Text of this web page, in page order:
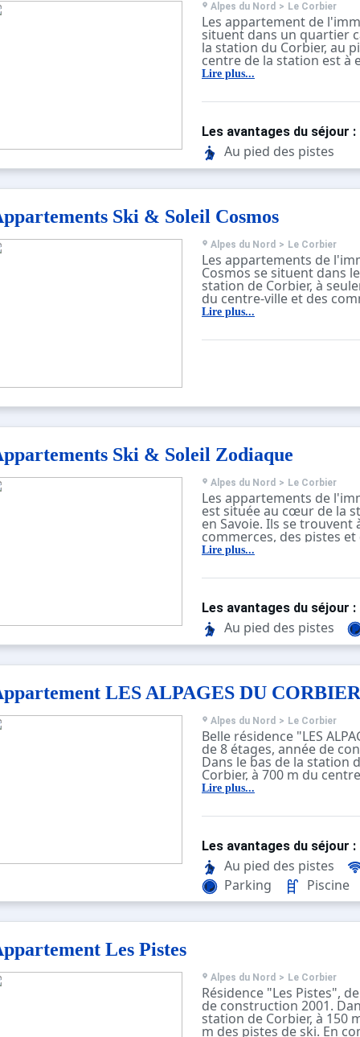
Alpes du Nord > Le Corbier
Les appartement de
situent dans un quartier
la station du Corbier, au
centre de la station est à
mètres et est facilement
L'immeuble se compose
tout équipés avec
certains disposent de
Lire plus...
Les avantages du séjour :
Au pied des pistes
Ski & Soleil Cosmos
Alpes du Nord > Le Corbier
Les appartements de
Cosmos se situent dans
station de Corbier, à
du centre-ville et des
C'est un immeuble
composée de logements
Lire plus...
Ski & Soleil Zodiaque
Alpes du Nord > Le Corbier
Les appartements de
est située au cœur de la
en Savoie. Ils se trouvent
commerces, des pistes
Grenoble, Chambéry et le
1h30 en voiture.
de 19 étages avec
sont fonctionnels et
pour la plupart.
Certaines typologies
acceptent les animaux.
Lire plus...
Les avantages du séjour :
Au pied des pistes
LES ALPAGES DU CORBIER
Alpes du Nord > Le Corbier
Belle résidence "LES
de 8 étages, année de
Dans le bas de la station
Corbier, à 700 m du
pistes de ski. En commun:
profondeur 150 cm,
piscine: 10:30-19:00).
pool house.
restaurant, bar, salle pour
sauna (en sus). Salle
local pour les skis, lave-
(en commun, en sus).
m, télésiège, remontées
domaine skiable 100 m.
m, école de ski 600 m,
(hiver) 300 m, piste de
noter: ski-bus gratuit. En
Lire plus...
Les avantages du séjour :
Au pied des pistes
Parking
Piscine
Les Pistes
Alpes du Nord > Le Corbier
Résidence "Les Pistes",
de construction 2001.
station de Corbier, à 150
m des pistes de ski. En